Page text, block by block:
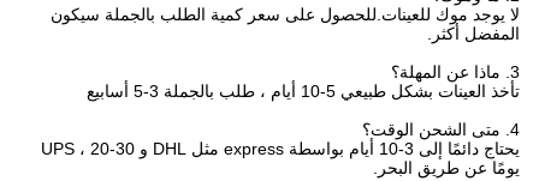
لا يوجد موك للعينات.للحصول على سعر كمية الطلب بالجملة سيكون
المفضل أكثر.
3. ماذا عن المهلة؟
تأخذ العينات بشكل طبيعي 5-10 أيام ، طلب بالجملة 3-5 أسابيع
4. متى الشحن الوقت؟
يحتاج دائمًا إلى 3-10 أيام بواسطة express مثل DHL و UPS ، 20-30
يومًا عن طريق البحر.